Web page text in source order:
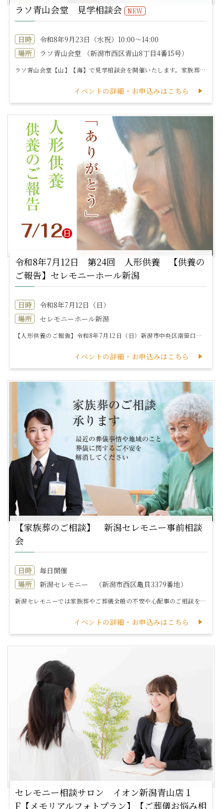
ラソ青山会堂 見学相談会 NEW
日時
令和8年9月23日（水祝）10:00～14:00
場所
ラソ青山会堂 （新潟市西区青山8丁目4番15号）
ラソ青山会堂【山】【海】で見学相談会を開催いたします。家族葬・小規模葬専用式場となっておりますので、この機会に是非ご覧ください。【開催日時】令和8年9...
イベントの詳細・お申込みはこちら
令和8年7月12日 第24回 人形供養 【供養の
ご報告】セレモニーホール新潟
日時
令和8年7月12日（日）
場所
セレモニーホール新潟
【人形供養のご報告】令和8年7月12日（日）新潟市中央区南笹口にあります「セレモニーホール新潟」にて人形供養を執り行いました。ご予約制で執り行いました...
イベントの詳細・お申込みはこちら
【家族葬のご相談】 新潟セレモニー事前相談
会
日時
毎日開催
場所
新潟セレモニー （新潟市西区亀貝3379番地）
新潟セレモニーでは家族葬やご葬儀全般の不安や心配事のご相談を承ります。□家族葬ってどんな葬儀？□ご葬儀の費用や見積もり□最近の葬儀事情や流れ□いまから...
イベントの詳細・お申込みはこちら
セレモニー相談サロン イオン新潟青山店１
F【メモリアルフォトプラン】【ご葬儀お悩み相